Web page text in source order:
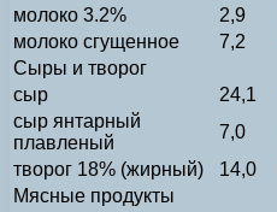
молоко 3.2% 2,9
молоко сгущенное
7,2
Сыры и творог
сыр
24,1
сыр янтарный
плавленый
7,0
творог 18% (жирный)
14,0
Мясные продукты